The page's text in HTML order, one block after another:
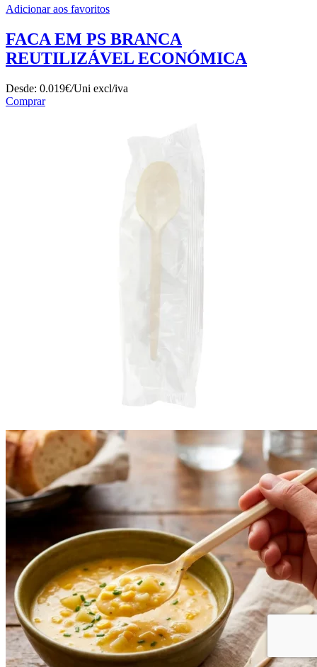
Adicionar aos favoritos
FACA EM PS BRANCA
REUTILIZÁVEL ECONÓMICA
Desde: 0.019€/Uni excl/iva
Comprar